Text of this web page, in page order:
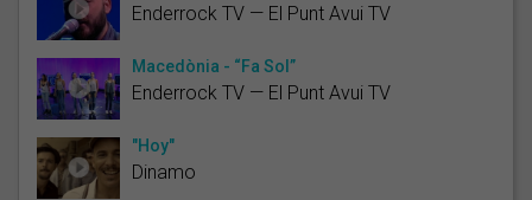
Enderrock TV — El Punt Avui TV
Macedònia - “Fa Sol”
Enderrock TV — El Punt Avui TV
"Hoy"
Dinamo